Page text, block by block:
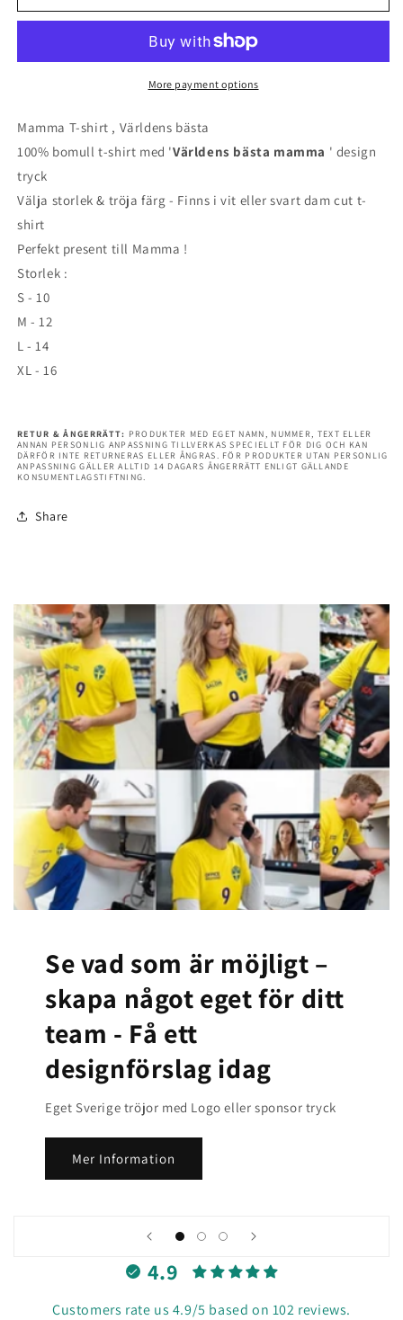
Mamma
Världens
bästa
Mamma
shirt
Världens
More payment options
Mamma T-shirt , Världens bästa
100% bomull t-shirt med 'Världens bästa mamma ' design
tryck
Välja storlek & tröja färg - Finns i vit eller svart dam cut t-
shirt
Perfekt present till Mamma !
Storlek :
S - 10
M - 12
L - 14
XL - 16
RETUR & ÅNGERRÄTT: PRODUKTER MED EGET NAMN, NUMMER, TEXT ELLER
ANNAN PERSONLIG ANPASSNING TILLVERKAS SPECIELLT FÖR DIG OCH KAN
DÄRFÖR INTE RETURNERAS ELLER ÅNGRAS. FÖR PRODUKTER UTAN PERSONLIG
ANPASSNING GÄLLER ALLTID 14 DAGARS ÅNGERRÄTT ENLIGT GÄLLANDE
KONSUMENTLAGSTIFTNING.
Share
Se vad som är möjligt –
skapa något eget för ditt
team - Få ett
designförslag idag
Eget Sverige tröjor med Logo eller sponsor tryck
Mer Information
4.9
Customers rate us 4.9/5 based on 102 reviews.